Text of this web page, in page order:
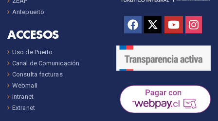
Antepuerto
ACCESOS
Uso de Puerto
Canal de Comunicación
Consulta facturas
Webmail
Intranet
Extranet